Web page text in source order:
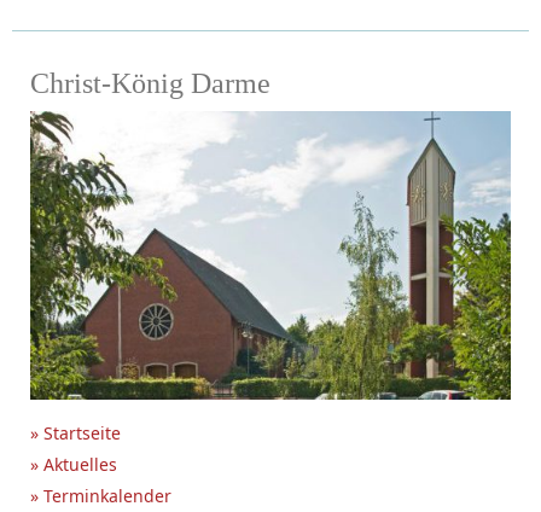
Christ-König Darme
» Startseite
» Aktuelles
» Terminkalender